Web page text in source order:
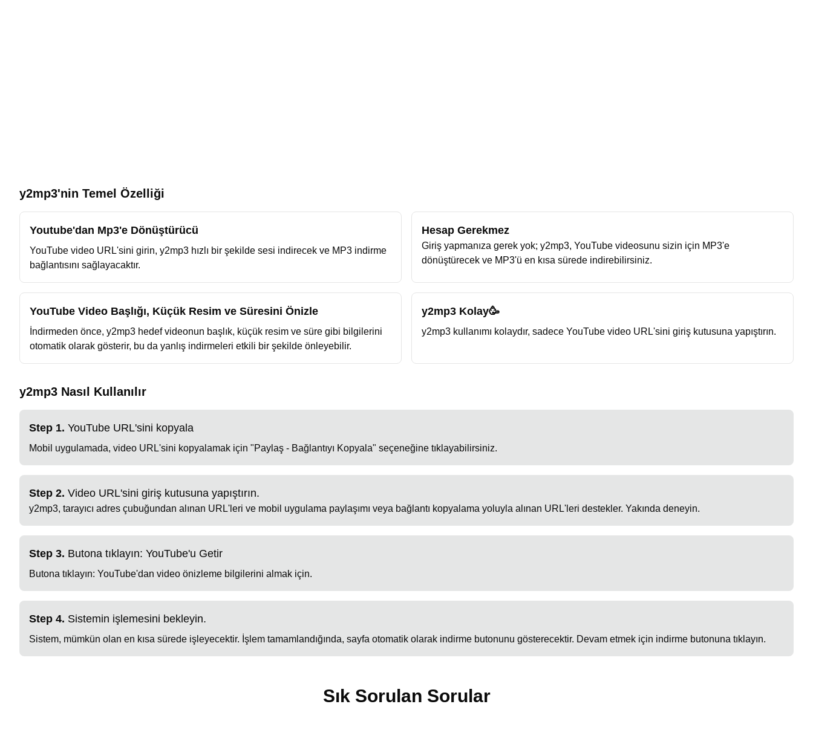
y2mp3'nin Temel Özelliği
Youtube'dan Mp3'e Dönüştürücü
YouTube video URL'sini girin, y2mp3 hızlı bir şekilde sesi indirecek ve MP3 indirme
bağlantısını sağlayacaktır.
Hesap Gerekmez
Giriş yapmanıza gerek yok; y2mp3, YouTube videosunu sizin için MP3'e
dönüştürecek ve MP3'ü en kısa sürede indirebilirsiniz.
YouTube Video Başlığı, Küçük Resim ve Süresini Önizle
İndirmeden önce, y2mp3 hedef videonun başlık, küçük resim ve süre gibi bilgilerini
otomatik olarak gösterir, bu da yanlış indirmeleri etkili bir şekilde önleyebilir.
y2mp3 Kolay🥳
y2mp3 kullanımı kolaydır, sadece YouTube video URL'sini giriş kutusuna yapıştırın.
y2mp3 Nasıl Kullanılır
Step 1. YouTube URL'sini kopyala
Mobil uygulamada, video URL'sini kopyalamak için "Paylaş - Bağlantıyı Kopyala" seçeneğine tıklayabilirsiniz.
Step 2. Video URL'sini giriş kutusuna yapıştırın.
y2mp3, tarayıcı adres çubuğundan alınan URL'leri ve mobil uygulama paylaşımı veya bağlantı kopyalama yoluyla alınan URL'leri destekler. Yakında deneyin.
Step 3. Butona tıklayın: YouTube'u Getir
Butona tıklayın: YouTube'dan video önizleme bilgilerini almak için.
Step 4. Sistemin işlemesini bekleyin.
Sistem, mümkün olan en kısa sürede işleyecektir. İşlem tamamlandığında, sayfa otomatik olarak indirme butonunu gösterecektir. Devam etmek için indirme butonuna tıklayın.
Sık Sorulan Sorular